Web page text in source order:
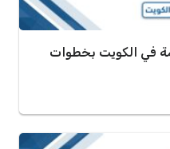
في الكويت بخطوات